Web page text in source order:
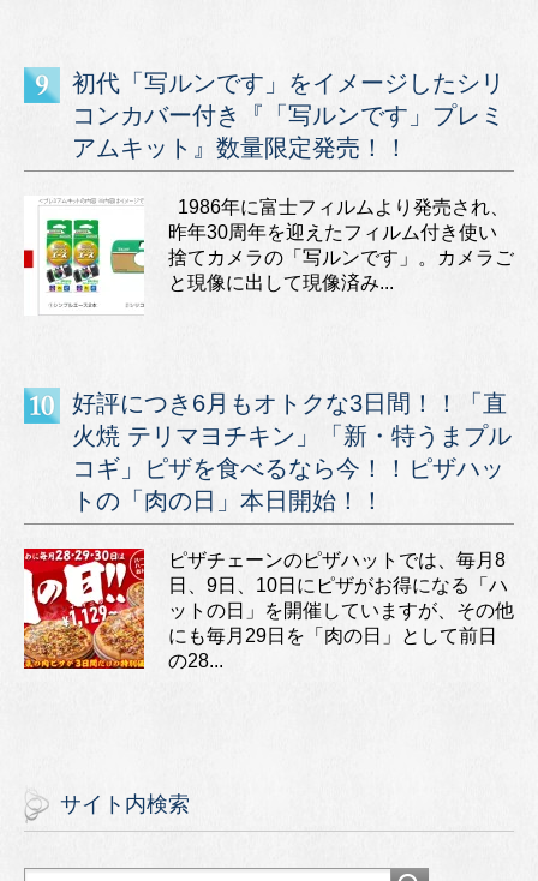
初代「写ルンです」をイメージしたシリ
コンカバー付き『「写ルンです」プレミ
アムキット』数量限定発売！！
1986年に富士フィルムより発売され、
昨年30周年を迎えたフィルム付き使い
捨てカメラの「写ルンです」。カメラご
と現像に出して現像済み...
好評につき6月もオトクな3日間！！「直
火焼 テリマヨチキン」「新・特うまプル
コギ」ピザを食べるなら今！！ピザハッ
トの「肉の日」本日開始！！
ピザチェーンのピザハットでは、毎月8
日、9日、10日にピザがお得になる「ハ
ットの日」を開催していますが、その他
にも毎月29日を「肉の日」として前日
の28...
サイト内検索